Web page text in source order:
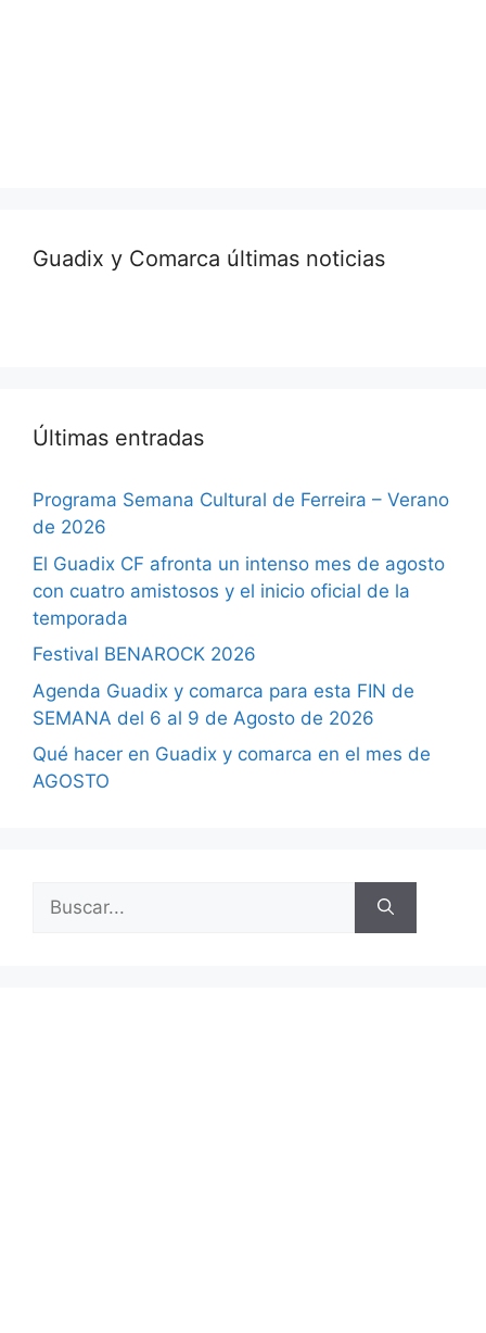
Guadix y Comarca últimas noticias
Últimas entradas
Programa Semana Cultural de Ferreira – Verano
de 2026
El Guadix CF afronta un intenso mes de agosto
con cuatro amistosos y el inicio oficial de la
temporada
Festival BENAROCK 2026
Agenda Guadix y comarca para esta FIN de
SEMANA del 6 al 9 de Agosto de 2026
Qué hacer en Guadix y comarca en el mes de
AGOSTO
Buscar: